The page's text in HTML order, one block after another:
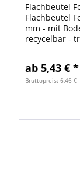
Flachbeutel
Flachbeutel
mm - mit
recycelbar -
ab 5,43 € *
Bruttopreis: 6,46 €